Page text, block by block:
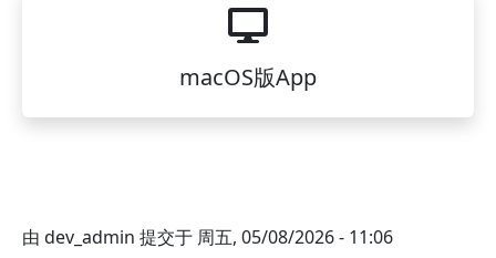
macOS版App
由 dev_admin 提交于 周五, 05/08/2026 - 11:06